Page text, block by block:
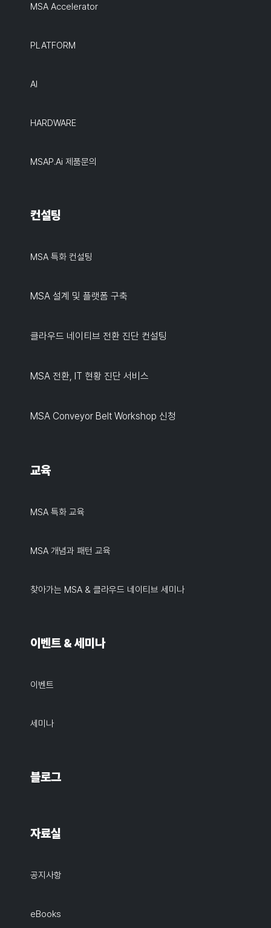
MSA Accelerator
PLATFORM
AI
HARDWARE
MSAP.ai 제품문의
컨설팅
MSA 특화 컨설팅
MSA 설계 및 플랫폼 구축
클라우드 네이티브 전환 진단 컨설팅
MSA 전환, IT 현황 진단 서비스
MSA Conveyor Belt Workshop 신청
교육
MSA 특화 교육
MSA 개념과 패턴 교육
찾아가는 MSA & 클라우드 네이티브 세미나
이벤트 & 세미나
이벤트
세미나
블로그
자료실
공지사항
eBooks